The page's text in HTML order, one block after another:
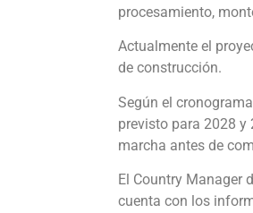
procesamiento,
Actualmente el
de construcción.
Según el
previsto para 2028 y
marcha antes de
El Country Manager
cuenta con los